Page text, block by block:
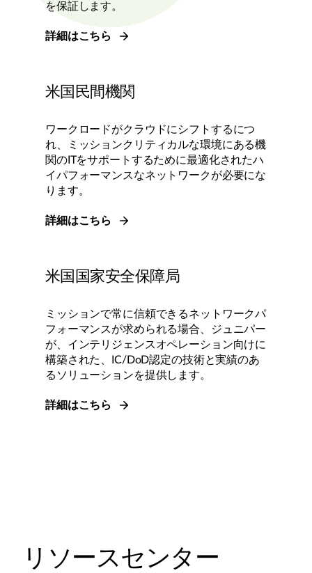
を保証します。
詳細はこちら
米国民間機関
ワークロードがクラウドにシフトするにつ
れ、ミッションクリティカルな環境にある機
関のITをサポートするために最適化されたハ
イパフォーマンスなネットワークが必要にな
ります。
詳細はこちら
米国国家安全保障局
ミッションで常に信頼できるネットワークパ
フォーマンスが求められる場合、ジュニパー
が、インテリジェンスオペレーション向けに
構築された、IC/DoD認定の技術と実績のあ
るソリューションを提供します。
詳細はこちら
リソースセンター